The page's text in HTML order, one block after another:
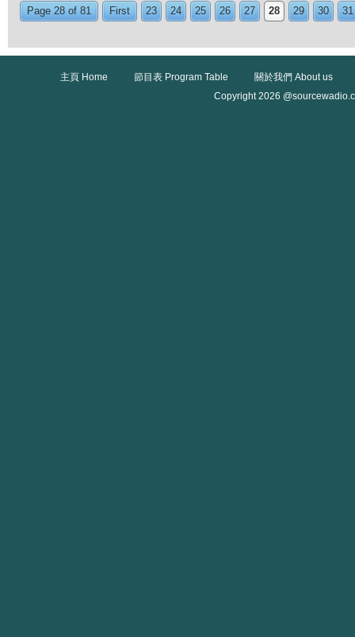
Page 28 of 81 First 23 24 25 26 27 28 29 30 31
主頁 Home 節目表 Program Table
關於我們 About us
Copyright 2026